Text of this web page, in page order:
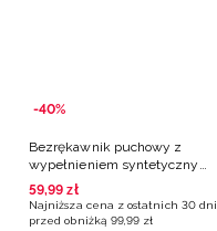
-40%
Bezrękawnik puchowy z
wypełnieniem syntetycznym
chłopięcy - zielony
59,99 zł
Najniższa cena z ostatnich 30 dni
przed obniżką 99,99 zł